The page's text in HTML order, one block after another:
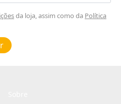
da loja, assim como da Política